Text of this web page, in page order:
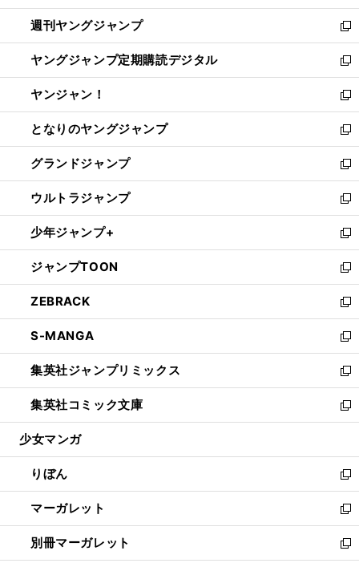
開
く
ウ
で
開
く
ン
ド
ウ
で
開
く
ウ
ィ
ン
ド
ウ
で
開
く
週刊ヤングジャンプ
新
し
い
ウ
ィ
ン
ド
ウ
で
開
く
ヤングジャンプ定期購読デジタル
新
し
い
ウ
ィ
ン
ド
ウ
で
開
く
ヤンジャン！
新
し
い
ウ
ィ
ン
ド
ウ
で
開
く
となりのヤングジャンプ
新
し
い
ウ
ィ
ン
ド
ウ
で
開
く
グランドジャンプ
新
し
い
ウ
ィ
ン
ド
ウ
で
開
く
ウルトラジャンプ
新
し
い
ウ
ィ
ン
ド
ウ
で
開
く
少年ジャンプ+
新
し
い
ウ
ィ
ン
ド
ウ
で
開
く
ジャンプTOON
新
し
い
ウ
ィ
ン
ド
ウ
で
開
ZEBRACK
新
し
い
ウ
ィ
ン
ド
ウ
開
く
S-MANGA
新
し
い
ウ
ィ
ン
ウ
で
開
く
集英社ジャンプリミックス
新
し
い
ウ
ン
ド
ウ
で
開
く
集英社コミック文庫
新
し
ウ
ィ
ン
ド
ウ
で
開
少女マンガ
りぼん
新
し
い
ウ
ィ
マーガレット
新
し
い
別冊マーガレット
新